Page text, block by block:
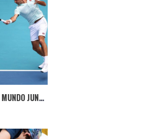
OS MELHORES DO MUNDO JUNTAM-SE PARA AJUDAR A COMBATER OS INCÊNDIOS NA AUSTRALIA